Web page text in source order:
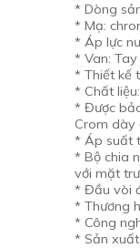
* Dòng
* Mạ:
* Áp lực
* Van:
* Thiết kế
* Chất
* Được
Crom dày
* Áp suất
* Bộ chia
với mặt
* Đầu vòi
* Thương
* Công
* Sản